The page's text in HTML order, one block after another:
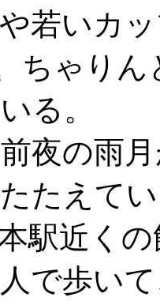
若いカ
ちゃり
る。
夜の雨
たえて
駅近く
人で歩い